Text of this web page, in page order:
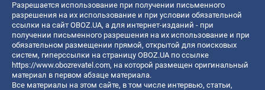
Разрешается использование при получении письменного
разрешения на их использование и при условии обязательной
ссылки на сайт OBOZ.UA, а для интернет-изданий - при
получении письменного разрешения на их использование и при
обязательном размещении прямой, открытой для поисковых
систем, гиперссылки на страницу OBOZ.UA по ссылке
https://www.obozrevatel.com, на которой размещен оригинальный
материал в первом абзаце материала.
Все материалы на этом сайте, в том числе интервью, статьи,